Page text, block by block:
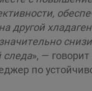
другой
следа», —
по